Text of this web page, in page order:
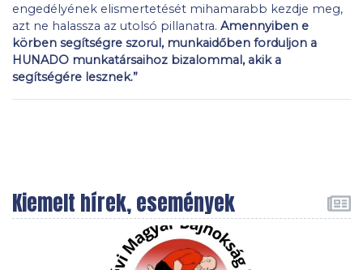
engedélyének elismertetését mihamarabb kezdje meg,
azt ne halassza az utolsó pillanatra. Amennyiben e
körben segítségre szorul, munkaidőben forduljon a
HUNADO munkatársaihoz bizalommal, akik a
segítségére lesznek.”
Kiemelt hírek, események